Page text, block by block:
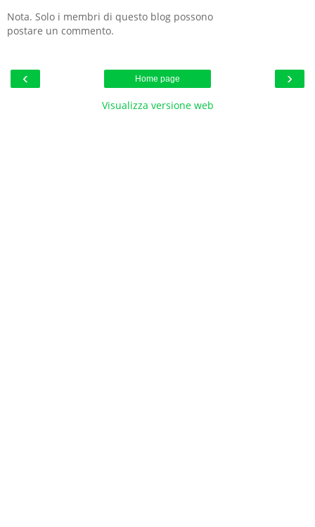
Nota. Solo i membri di questo blog possono
postare un commento.
‹ ›
Home page
Visualizza versione web